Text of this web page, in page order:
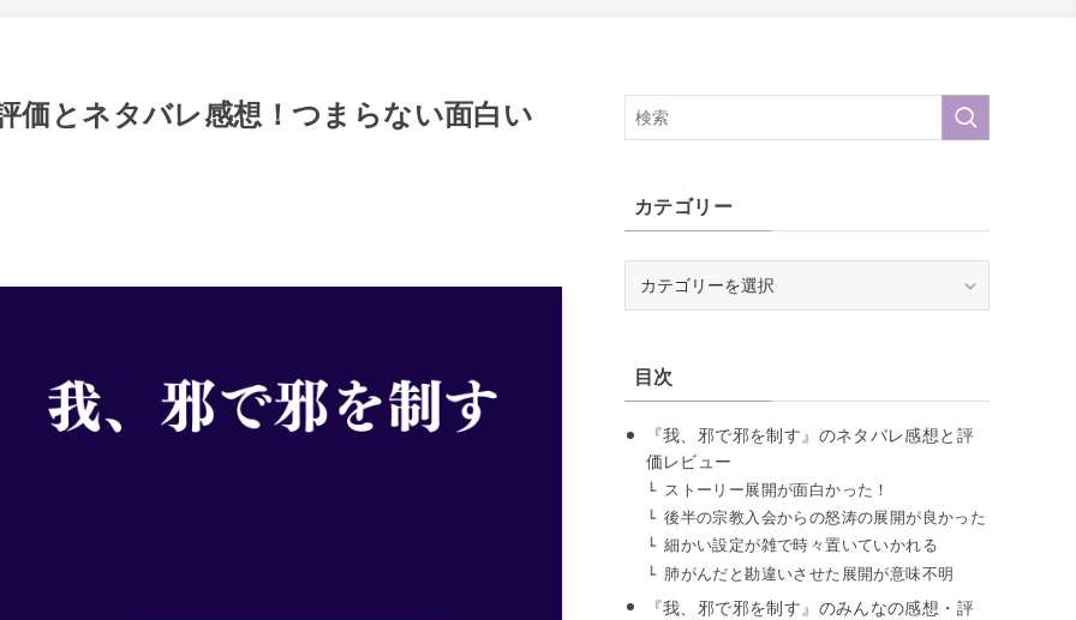
価とネタバレ感想！つまらない面白い
カテゴリー
ー目次
『我、邪で邪を制す』のネタバレ感想と評
価レビュー
ストーリー展開が面白かった！
後半の宗教入会からの怒涛の展開が良かった
細かい設定が雑で時々置いていかれる
肺がんだと勘違いさせた展開が意味不明
『我、邪で邪を制す』のみんなの感想・評